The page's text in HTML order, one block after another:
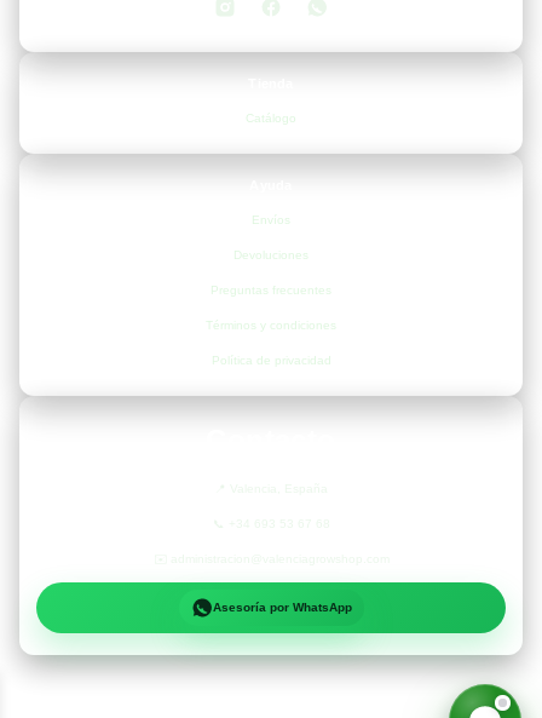
Catálogo
Envíos
Devoluciones
Preguntas frecuentes
Términos y condiciones
Política de privacidad
Asesoría por WhatsApp